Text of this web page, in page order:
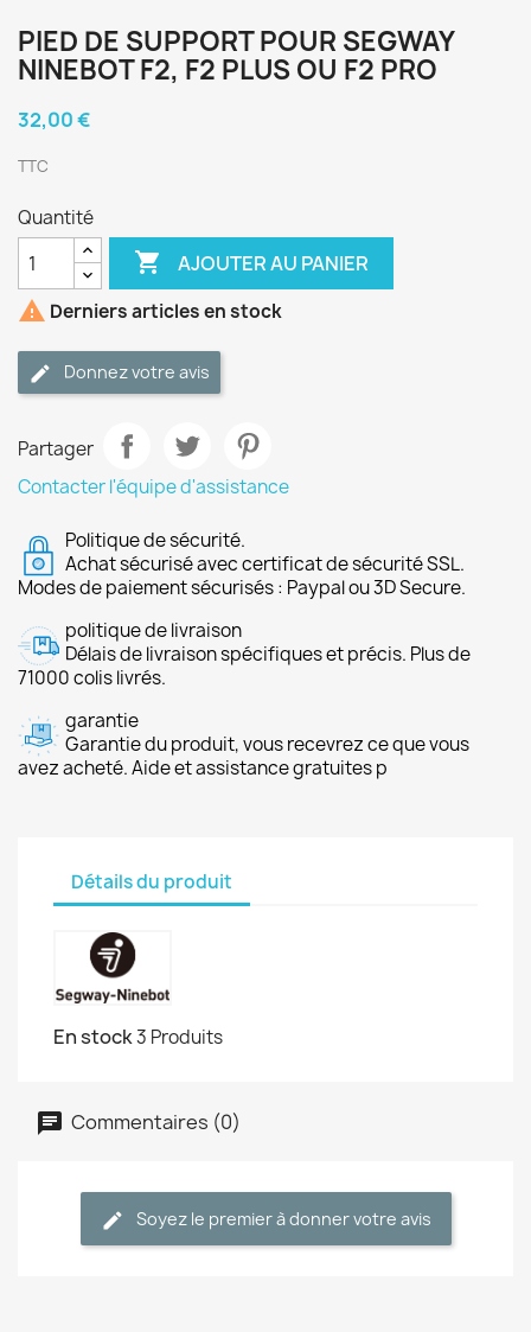
PIED DE SUPPORT POUR SEGWAY
NINEBOT F2, F2 PLUS OU F2 PRO
32,00 €
TTC
Quantité
 AJOUTER AU PANIER
 Derniers articles en stock
Donnez votre avis
Partager
Contacter l'équipe d'assistance
Politique de sécurité.
Achat sécurisé avec certificat de sécurité SSL.
Modes de paiement sécurisés : Paypal ou 3D Secure.
politique de livraison
Délais de livraison spécifiques et précis. Plus de
71000 colis livrés.
garantie
Garantie du produit, vous recevrez ce que vous
avez acheté. Aide et assistance gratuites p
Détails du produit
En stock3 Produits
Commentaires (0)
Soyez le premier à donner votre avis